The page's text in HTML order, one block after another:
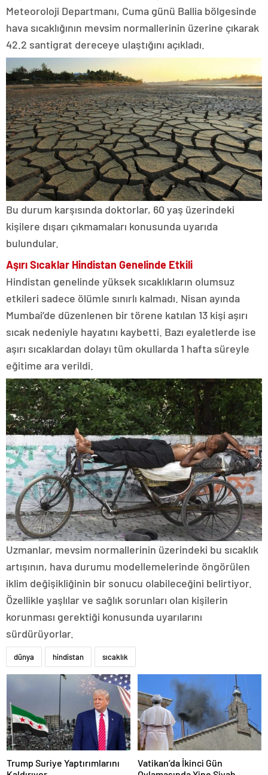
Meteoroloji Departmanı, Cuma günü Ballia bölgesinde
hava sıcaklığının mevsim normallerinin üzerine çıkarak
42.2 santigrat dereceye ulaştığını açıkladı.
Bu durum karşısında doktorlar, 60 yaş üzerindeki
kişilere dışarı çıkmamaları konusunda uyarıda
bulundular.
Aşırı Sıcaklar Hindistan Genelinde Etkili
Hindistan genelinde yüksek sıcaklıkların olumsuz
etkileri sadece ölümle sınırlı kalmadı. Nisan ayında
Mumbai’de düzenlenen bir törene katılan 13 kişi aşırı
sıcak nedeniyle hayatını kaybetti. Bazı eyaletlerde ise
aşırı sıcaklardan dolayı tüm okullarda 1 hafta süreyle
eğitime ara verildi.
Uzmanlar, mevsim normallerinin üzerindeki bu sıcaklık
artışının, hava durumu modellemelerinde öngörülen
iklim değişikliğinin bir sonucu olabileceğini belirtiyor.
Özellikle yaşlılar ve sağlık sorunları olan kişilerin
korunması gerektiği konusunda uyarılarını
sürdürüyorlar.
dünya hindistan sıcaklık
Trump Suriye Yaptırımlarını
Vatikan’da İkinci Gün